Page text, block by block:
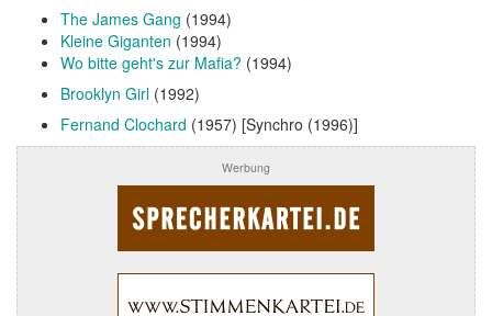
The James Gang (1994)
Kleine Giganten (1994)
Wo bitte geht's zur Mafia? (1994)
Brooklyn Girl (1992)
Fernand Clochard (1957) [Synchro (1996)]
Werbung